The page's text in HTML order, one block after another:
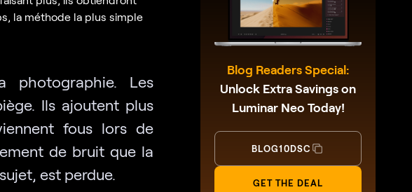
la méthode la plus simple
photographie. Les
Ils ajoutent plus
fous lors de
de bruit que la
est perdue.
Blog Readers Special:
Unlock Extra Savings on
Luminar Neo Today!
BLOG10DSC
GET THE DEAL